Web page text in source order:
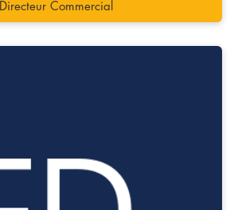
Directeur Commercial